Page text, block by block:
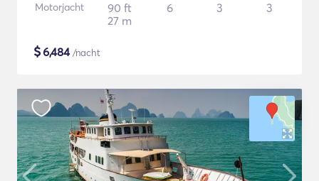
Motorjacht
90 ft
27 m
6 3 3
$6,484/nacht